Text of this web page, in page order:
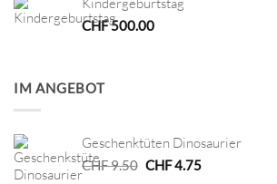
CHF500.00
IM ANGEBOT
Geschenktüten Dinosaurier
CHF9.50 Ursprünglicher
CHF4.75Aktueller